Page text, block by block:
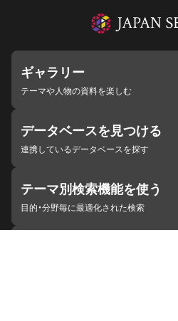
ギャラリー
テーマや人物の資料を楽しむ
データベースを見つける
連携しているデータベースを探す
テーマ別検索機能を使う
目的・分野毎に最適化された検索